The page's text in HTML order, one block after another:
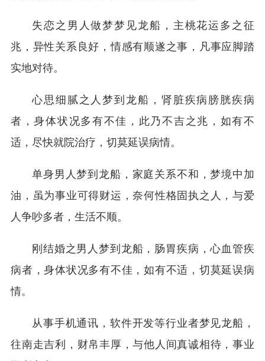
失恋之男人做梦梦见龙船，主桃花运多之征
兆，异性关系良好，情感有顺遂之事，凡事应脚踏
实地对待。
心思细腻之人梦到龙船，肾脏疾病膀胱疾病
者，身体状况多有不佳，此乃不吉之兆，如有不
适，尽快就院治疗，切莫延误病情。
单身男人梦到龙船，家庭关系不和，梦境中加
油，虽为事业可得财运，奈何性格固执之人，与爱
人争吵多者，生活不顺。
刚结婚之男人梦到龙船，肠胃疾病，心血管疾
病者，身体状况多有不佳，如有不适，切莫延误病
情。
从事手机通讯，软件开发等行业者梦见龙船，
往南走吉利，财帛丰厚，与他人间真诚相待，事业